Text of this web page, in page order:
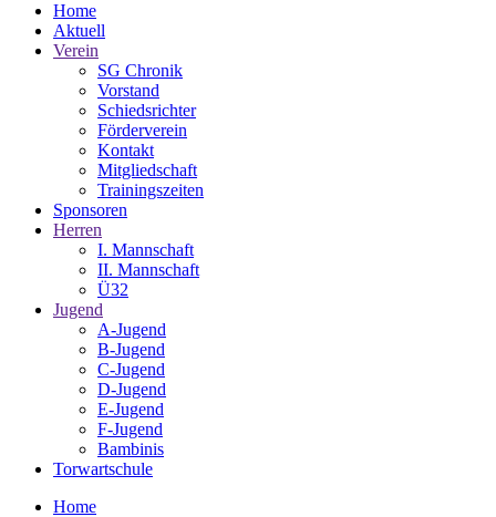
Home
Aktuell
Verein
SG Chronik
Vorstand
Schiedsrichter
Förderverein
Kontakt
Mitgliedschaft
Trainingszeiten
Sponsoren
Herren
I. Mannschaft
II. Mannschaft
Ü32
Jugend
A-Jugend
B-Jugend
C-Jugend
D-Jugend
E-Jugend
F-Jugend
Bambinis
Torwartschule
Home